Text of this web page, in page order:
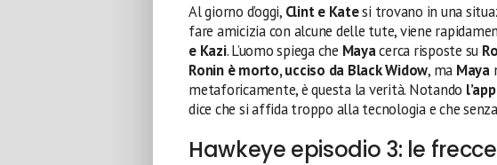
Al giorno d’oggi, Clint e Katesi trovano in una
fare amicizia con alcune delle tute, viene
e Kazi. L’uomo spiega che Mayacerca risposte su
Ronin è morto, ucciso da Black Widow, ma Maya
metaforicamente, è questa la verità. Notando
dice che si affida troppo alla tecnologia e che
Hawkeye episodio 3: le